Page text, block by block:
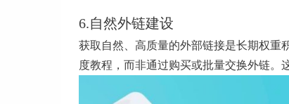
6.自然外链建设
获取自然、高质量的外部链接是长期权
度教程，而非通过购买或批量交换外链。